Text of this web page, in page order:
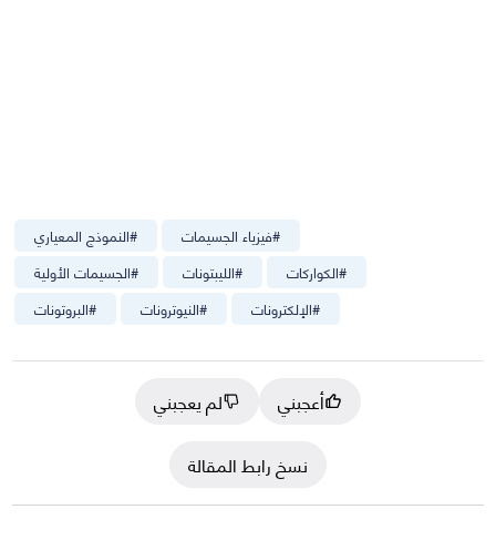
#النموذج المعياري #فيزياء الجسيمات
#الجسيمات الأولية #الليبتونات #الكواركات
#البروتونات #النيوترونات #الإلكترونات
أعجبني
لم يعجبني
نسخ رابط المقالة